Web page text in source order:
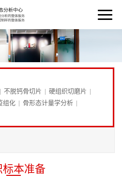
| 不脱钙骨切片 | 硬组织切磨片 |
组化 | 骨形态计量学分析 |
标本准备